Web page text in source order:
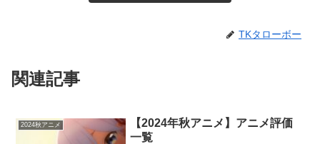
TKタローボー
関連記事
2024秋アニメ
【2024年秋アニメ】アニメ評価
一覧